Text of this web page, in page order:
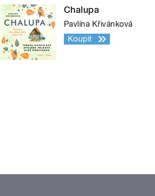
Chalupa
Pavlína Křivánková
Koupit